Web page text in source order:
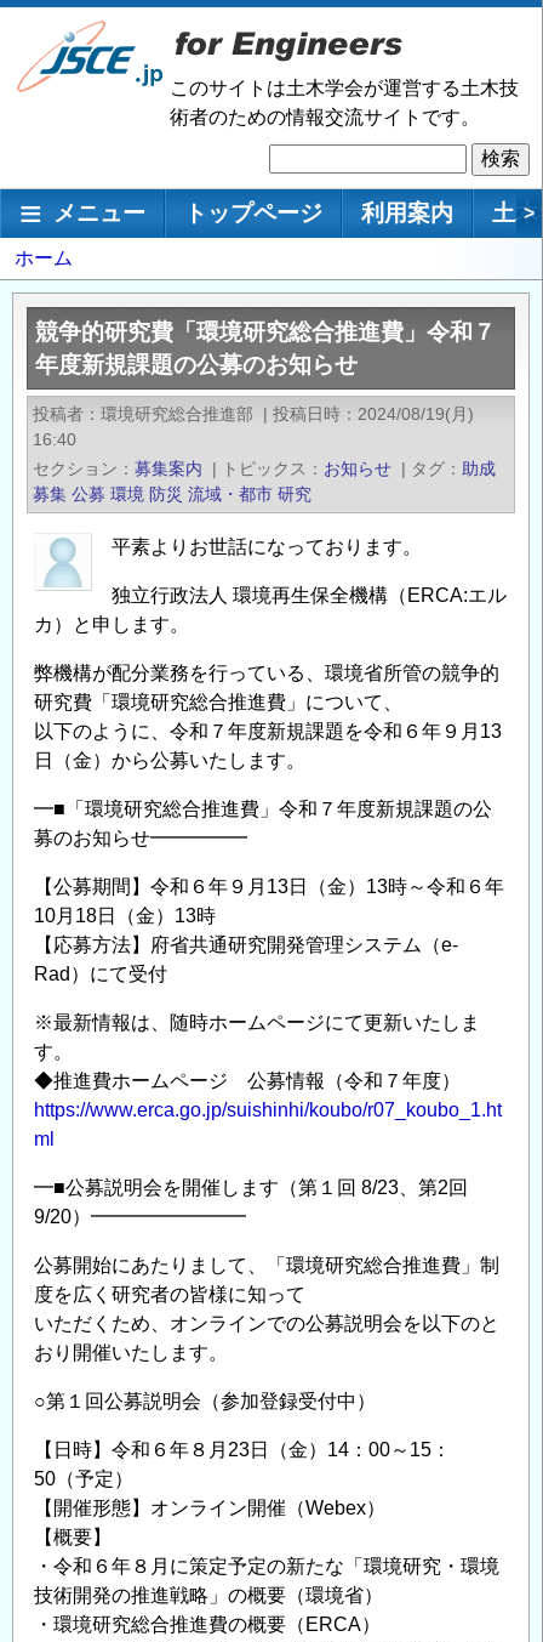
メ
ン
移
このサイトは土木学会が運営する土木技
術者のための情報交流サイトです。
索
メインナビゲーション
メニュー トップページ 利用案内 土 >
パ
ン
く
ず
ホーム
競争的研究費「環境研究総合推進費」令和７
年度新規課題の公募のお知らせ
投稿者 環境研究総合推進部 | 投稿日時
2024/08/19(月)
16:40
セクション
募集案内 | トピックス お知らせ | タグ
助成
募集 公募 環境 防災 流域・都市 研究
平素よりお世話になっております。
独立行政法人 環境再生保全機構（ERCA:エル
カ）と申します。
弊機構が配分業務を行っている、環境省所管の競争的
研究費「環境研究総合推進費」について、
以下のように、令和７年度新規課題を令和６年９月13
日（金）から公募いたします。
━■「環境研究総合推進費」令和７年度新規課題の公
募のお知らせ━━━━━
【公募期間】令和６年９月13日（金）13時～令和６年
10月18日（金）13時
【応募方法】府省共通研究開発管理システム（e-
Rad）にて受付
※最新情報は、随時ホームページにて更新いたしま
す。
◆推進費ホームページ 公募情報（令和７年度）
https://www.erca.go.jp/suishinhi/koubo/r07_koubo_1.ht
ml
━■公募説明会を開催します（第１回 8/23、第2回
9/20）━━━━━━━━
公募開始にあたりまして、「環境研究総合推進費」制
度を広く研究者の皆様に知って
いただくため、オンラインでの公募説明会を以下のと
おり開催いたします。
○第１回公募説明会（参加登録受付中）
【日時】令和６年８月23日（金）14：00～15：
50（予定）
【開催形態】オンライン開催（Webex）
【概要】
・令和６年８月に策定予定の新たな「環境研究・環境
技術開発の推進戦略」の概要（環境省）
・環境研究総合推進費の概要（ERCA）